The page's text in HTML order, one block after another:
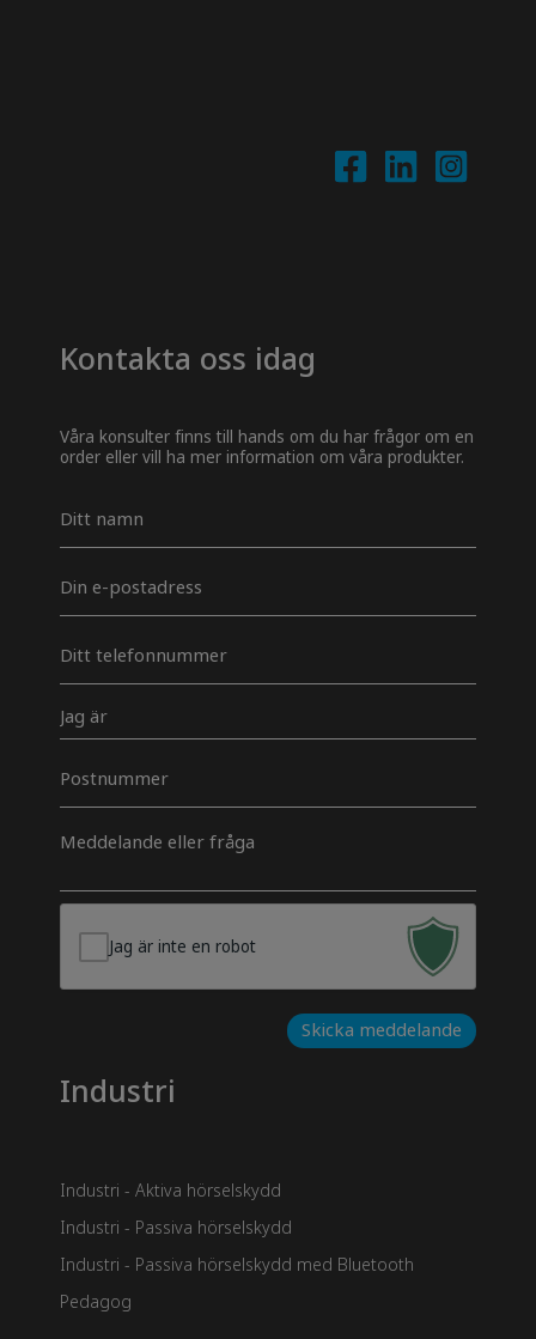
Kontakta oss idag
Våra konsulter finns till hands om du har frågor om en
order eller vill ha mer information om våra produkter.
*
mail
*
*
Jeg
er
Besked
*
Jag är inte en robot
Skicka meddelande
Industri
Industri - Aktiva hörselskydd
Industri - Passiva hörselskydd
Industri - Passiva hörselskydd med Bluetooth
Pedagog